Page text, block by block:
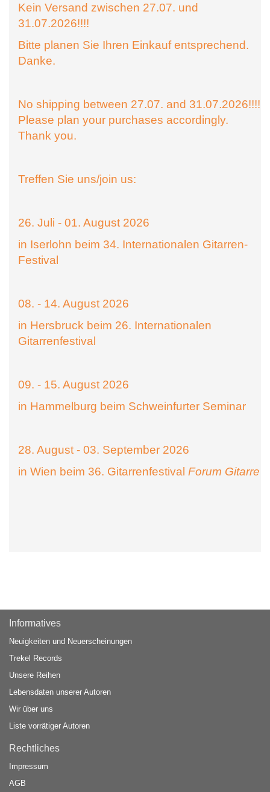
Kein Versand zwischen 27.07. und
31.07.2026!!!!
Bitte planen Sie Ihren Einkauf entsprechend.
Danke.
No shipping between 27.07. and 31.07.2026!!!!
Please plan your purchases accordingly.
Thank you.
Treffen Sie uns/join us:
26. Juli - 01. August 2026
in Iserlohn beim 34. Internationalen Gitarren-
Festival
08. - 14. August 2026
in Hersbruck beim 26. Internationalen
Gitarrenfestival
09. - 15. August 2026
in Hammelburg beim Schweinfurter Seminar
28. August - 03. September 2026
in Wien beim 36. Gitarrenfestival Forum Gitarre
Informatives
Neuigkeiten und Neuerscheinungen
Trekel Records
Unsere Reihen
Lebensdaten unserer Autoren
Wir über uns
Liste vorrätiger Autoren
Rechtliches
Impressum
AGB